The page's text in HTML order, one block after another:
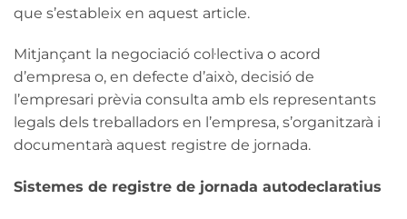
que s’estableix en aquest article.
Mitjançant la negociació col·lectiva o acord
d’empresa o, en defecte d’això, decisió de
l’empresari prèvia consulta amb els representants
legals dels treballadors en l’empresa, s’organitzarà i
documentarà aquest registre de jornada.
Sistemes de registre de jornada autodeclaratius